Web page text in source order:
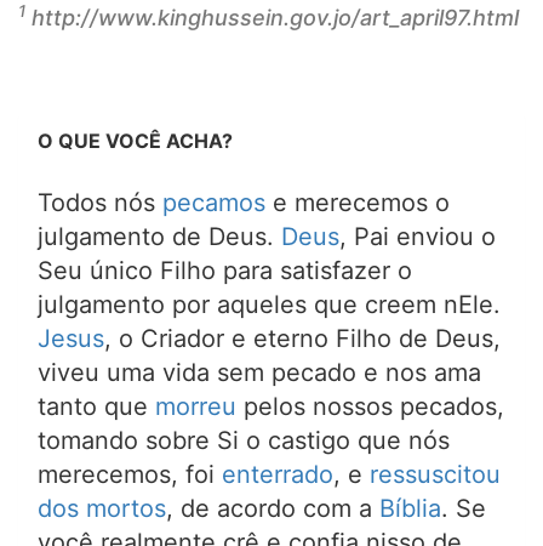
1 http://www.kinghussein.gov.jo/art_april97.html
O QUE VOCÊ ACHA?
Todos nós pecamos e merecemos o
julgamento de Deus. Deus, Pai enviou o
Seu único Filho para satisfazer o
julgamento por aqueles que creem nEle.
Jesus, o Criador e eterno Filho de Deus,
viveu uma vida sem pecado e nos ama
tanto que morreu pelos nossos pecados,
tomando sobre Si o castigo que nós
merecemos, foi enterrado, e ressuscitou
dos mortos, de acordo com a Bíblia. Se